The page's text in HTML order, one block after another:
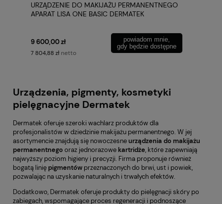
URZĄDZENIE DO MAKIJAŻU PERMANENTNEGO
APARAT LISA ONE BASIC DERMATEK
9 600,00 zł
7 804,88 zł netto
powiadom mnie,
gdy będzie dostępne
Urządzenia, pigmenty, kosmetyki
pielęgnacyjne Dermatek
Dermatek oferuje szeroki wachlarz produktów dla
profesjonalistów w dziedzinie makijażu permanentnego. W jej
asortymencie znajdują się nowoczesneurządzenia do makijażu
permanentnegooraz jednorazowe kartridże, które zapewniają
najwyższy poziom higieny i precyzji. Firma proponuje również
bogatą linię pigmentów przeznaczonych do brwi, ust i powiek,
pozwalając na uzyskanie naturalnych i trwałych efektów.
Dodatkowo, Dermatek oferuje produkty do pielęgnacji skóry po
zabiegach, wspomagające proces regeneracji i podnoszące